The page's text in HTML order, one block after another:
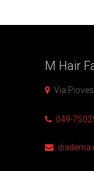
M Hair
Via
049-